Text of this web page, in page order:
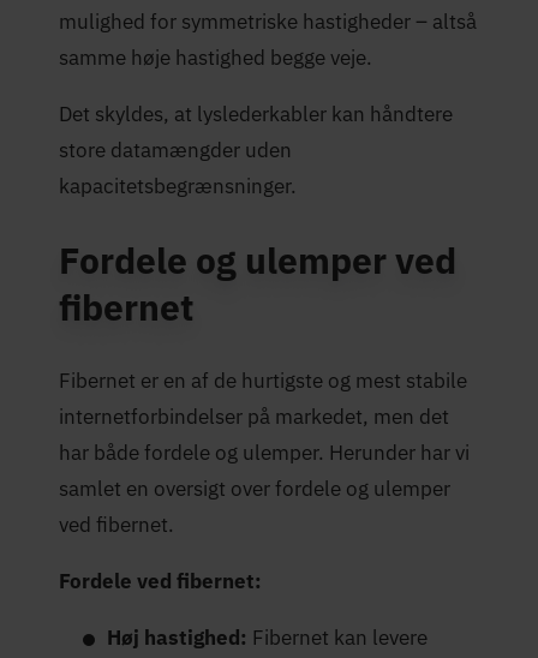
mulighed for symmetriske hastigheder – altså
samme høje hastighed begge veje.
Det skyldes, at lyslederkabler kan håndtere
store datamængder uden
kapacitetsbegrænsninger.
Fordele og ulemper ved
fibernet
Fibernet er en af de hurtigste og mest stabile
internetforbindelser på markedet, men det
har både fordele og ulemper. Herunder har vi
samlet en oversigt over fordele og ulemper
ved fibernet.
Fordele ved fibernet:
Høj hastighed: Fibernet kan levere